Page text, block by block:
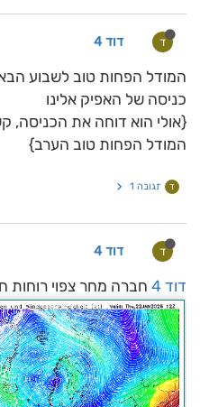
ד דוד 4
המודל הפחות טוב לשבוע
כניסה של האפיק אלינו
{אולי הוא דוחה את הכניסה,
המודל הפחות טוב הערב}
ד תגובה 1
ד דוד 4
דוד 4 חברה מחר צפוי רוחות